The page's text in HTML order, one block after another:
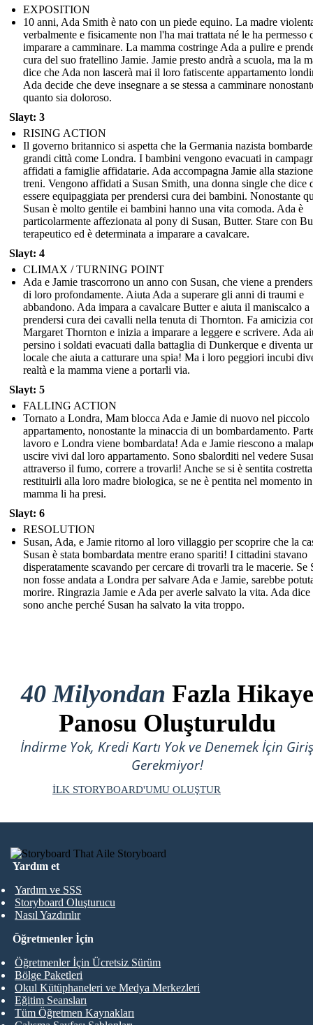
EXPOSITION
10 anni, Ada Smith è nato con un piede equino. La madre
verbalmente e fisicamente non l'ha mai trattata né le ha permesso
imparare a camminare. La mamma costringe Ada a pulire e
cura del suo fratellino Jamie. Jamie presto andrà a scuola, ma la
dice che Ada non lascerà mai il loro fatiscente appartamento
Ada decide che deve insegnare a se stessa a camminare
quanto sia doloroso.
Slayt: 3
RISING ACTION
Il governo britannico si aspetta che la Germania nazista
grandi città come Londra. I bambini vengono evacuati in
affidati a famiglie affidatarie. Ada accompagna Jamie alla
treni. Vengono affidati a Susan Smith, una donna single che dice
essere equipaggiata per prendersi cura dei bambini. Nonostante
Susan è molto gentile ei bambini hanno una vita comoda. Ada è
particolarmente affezionata al pony di Susan, Butter. Stare con
terapeutico ed è determinata a imparare a cavalcare.
Slayt: 4
CLIMAX / TURNING POINT
Ada e Jamie trascorrono un anno con Susan, che viene a
di loro profondamente. Aiuta Ada a superare gli anni di traumi e
abbandono. Ada impara a cavalcare Butter e aiuta il maniscalco a
prendersi cura dei cavalli nella tenuta di Thornton. Fa amicizia
Margaret Thornton e inizia a imparare a leggere e scrivere. Ada
persino i soldati evacuati dalla battaglia di Dunkerque e diventa
locale che aiuta a catturare una spia! Ma i loro peggiori incubi
realtà e la mamma viene a portarli via.
Slayt: 5
FALLING ACTION
Tornato a Londra, Mam blocca Ada e Jamie di nuovo nel piccolo
appartamento, nonostante la minaccia di un bombardamento.
lavoro e Londra viene bombardata! Ada e Jamie riescono a
uscire vivi dal loro appartamento. Sono sbalorditi nel vedere
attraverso il fumo, correre a trovarli! Anche se si è sentita
restituirli alla loro madre biologica, se ne è pentita nel momento
mamma li ha presi.
Slayt: 6
RESOLUTION
Susan, Ada, e Jamie ritorno al loro villaggio per scoprire che la
Susan è stata bombardata mentre erano spariti! I cittadini stavano
disperatamente scavando per cercare di trovarli tra le macerie. Se
non fosse andata a Londra per salvare Ada e Jamie, sarebbe
morire. Ringrazia Jamie e Ada per averle salvato la vita. Ada dice
sono anche perché Susan ha salvato la vita troppo.
40 Milyondan Fazla Hikaye
Panosu Oluşturuldu
İndirme Yok, Kredi Kartı Yok ve Denemek İçin Giriş
Gerekmiyor!
İLK STORYBOARD'UMU OLUŞTUR
Yardım et
Yardım ve SSS
Storyboard Oluşturucu
Nasıl Yazdırılır
Öğretmenler İçin
Öğretmenler İçin Ücretsiz Sürüm
Bölge Paketleri
Okul Kütüphaneleri ve Medya Merkezleri
Eğitim Seansları
Tüm Öğretmen Kaynakları